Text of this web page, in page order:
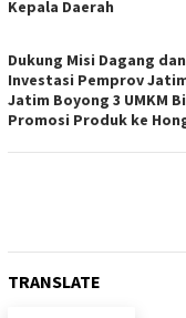
Kepala Daerah
Dukung Misi Dagang dan
Investasi Pemprov
Jatim Boyong 3 UMKM
Promosi Produk ke
TRANSLATE